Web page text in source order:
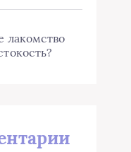
лакомство